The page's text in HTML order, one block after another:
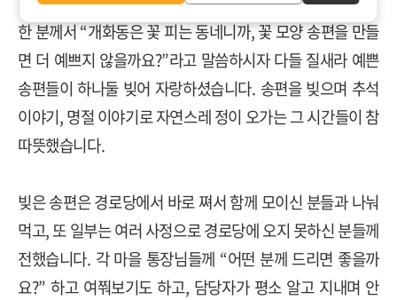
한 분께서 “개화동은 꽃 피는 동네니까, 꽃 모양 송편을 만들
면 더 예쁘지 않을까요?”라고 말씀하시자 다들 질새라 예쁜
송편들이 하나둘 빚어 자랑하셨습니다. 송편을 빚으며 추석
이야기, 명절 이야기로 자연스레 정이 오가는 그 시간들이 참
따뜻했습니다.
빚은 송편은 경로당에서 바로 쪄서 함께 모이신 분들과 나눠
먹고, 또 일부는 여러 사정으로 경로당에 오지 못하신 분들께
전했습니다. 각 마을 통장님들께 “어떤 분께 드리면 좋을까
요?” 하고 여쭤보기도 하고, 담당자가 평소 알고 지내며 안